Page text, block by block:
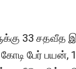
33 சதவீத
பேர் பயன்,